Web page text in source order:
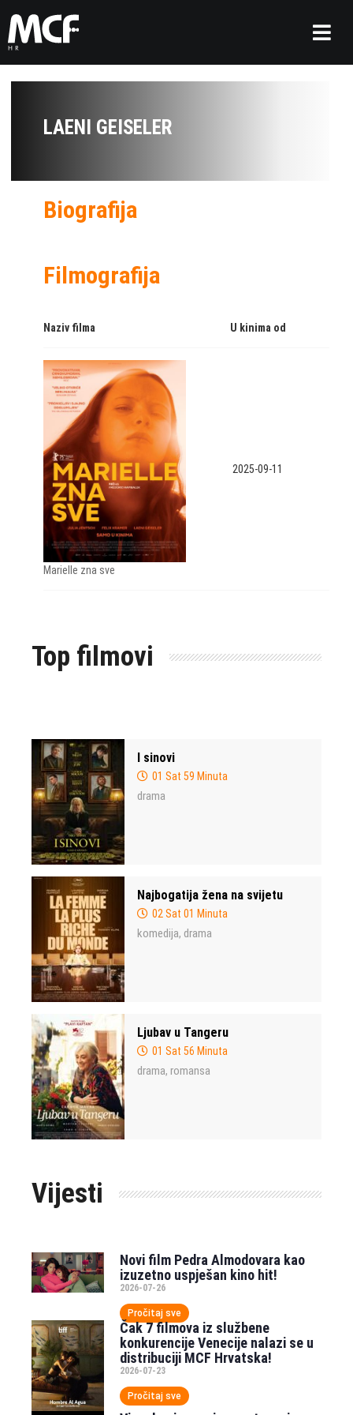
LAENI GEISELER
Biografija
Filmografija
Naziv filma U kinima od
Marielle zna sve
2025-09-11
Top filmovi
I sinovi
01 Sat 59 Minuta
drama
Najbogatija žena na svijetu
02 Sat 01 Minuta
komedija, drama
Ljubav u Tangeru
01 Sat 56 Minuta
drama, romansa
Vijesti
Novi film Pedra Almodovara kao
izuzetno uspješan kino hit!
2026-07-26
Pročitaj sve
Čak 7 filmova iz službene
konkurencije Venecije nalazi se u
distribuciji MCF Hrvatska!
2026-07-23
Pročitaj sve